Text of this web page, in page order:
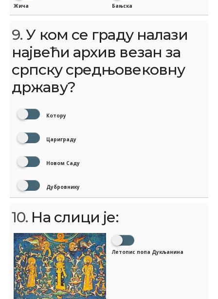
Жича Бањска
9.У ком се граду налази
највећи архив везан за
српску средњовековну
државу?
Котору
Цариграду
Новом Саду
Дубровнику
10. На слици је:
Летопис попа Дукљанина